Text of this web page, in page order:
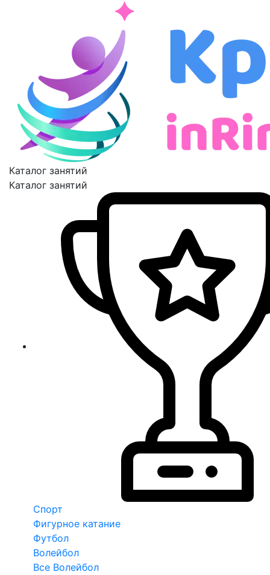
Каталог занятий
Каталог занятий
Спорт
Фигурное катание
Футбол
Волейбол
Все Волейбол